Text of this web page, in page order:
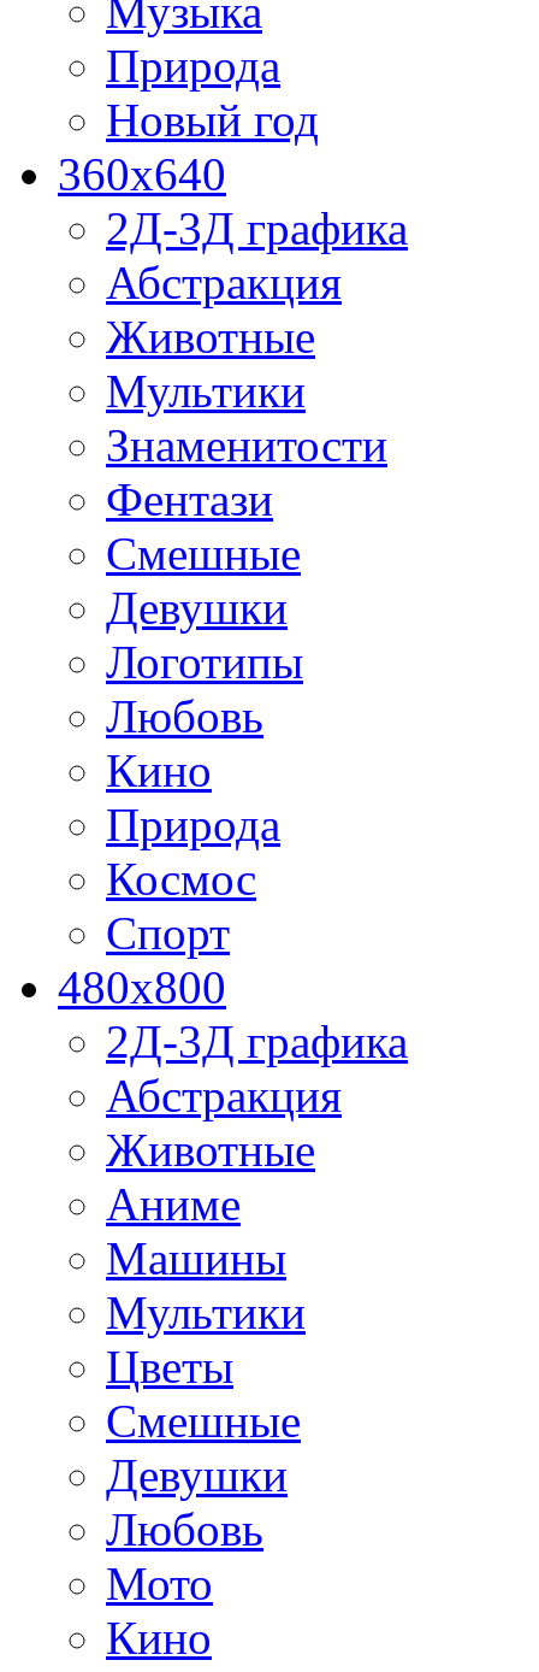
Музыка
Природа
Новый год
360x640
2Д-3Д графика
Абстракция
Животные
Мультики
Знаменитости
Фентази
Смешные
Девушки
Логотипы
Любовь
Кино
Природа
Космос
Спорт
480x800
2Д-3Д графика
Абстракция
Животные
Аниме
Машины
Мультики
Цветы
Смешные
Девушки
Любовь
Мото
Кино